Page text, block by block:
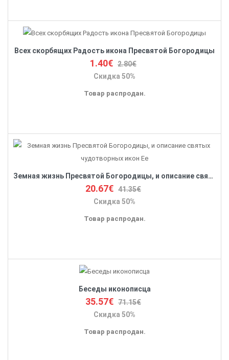
Всех скорбящих Радость икона Пресвятой Богородицы
1.40€ 2.80€
Скидка 50%
Товар распродан.
Земная жизнь Пресвятой Богородицы, и описание святых чудотворных икон Ее
20.67€ 41.35€
Скидка 50%
Товар распродан.
Беседы иконописца
35.57€ 71.15€
Скидка 50%
Товар распродан.